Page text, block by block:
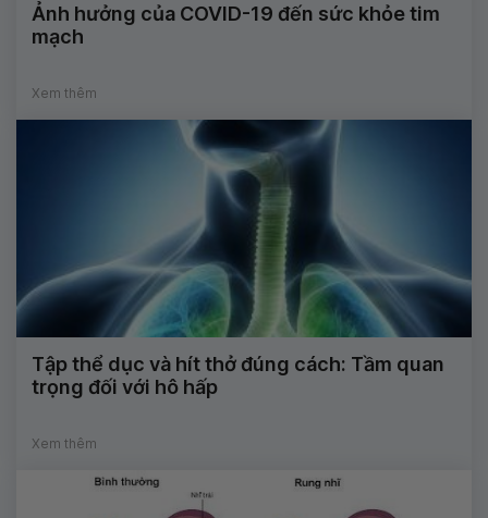
Ảnh hưởng của COVID-19 đến sức khỏe tim
mạch
Xem thêm
Tập thể dục và hít thở đúng cách: Tầm quan
trọng đối với hô hấp
Xem thêm